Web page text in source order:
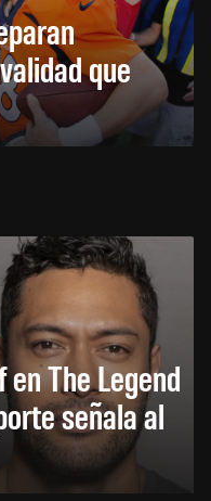
que
The Legend
señala al